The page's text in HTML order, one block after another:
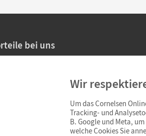
bei uns
Angebote für Lehrkräfte
Einkaufen mit SSL-Verschlüsselung
Widerrufsfristvon 4 Wochen
Wir
Um das Cornelsen
Tracking- und
B. Google und Meta,
welche Cookies Sie